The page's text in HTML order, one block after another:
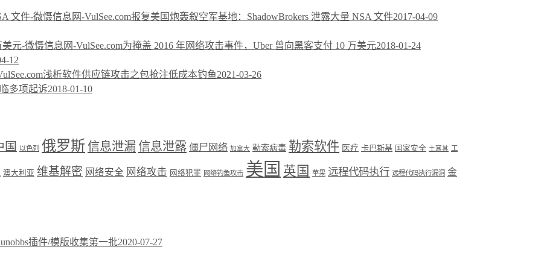
报复美国炮轰叙空军基地：ShadowBrokers 泄露大量 NSA 文件2017-04-09
为掩盖 2016 年网络攻击事件，Uber 曾向黑客支付 10 万美元2018-01-24
12
浅析软件供应链攻击之包抢注低成本钓鱼2021-03-26
多项起诉2018-01-10
国 以色列 俄罗斯信息泄漏信息泄露 僵尸网络 加拿大 勒索病毒 勒索软件 医疗 卡巴斯基 国家安全 土耳其 工
澳大利亚 维基解密 网络安全 网络攻击 网络犯罪 网络钓鱼攻击 美国 英国 苹果 远程代码执行 远程代码执行漏洞 金
插件/模版收集第一批2020-07-27